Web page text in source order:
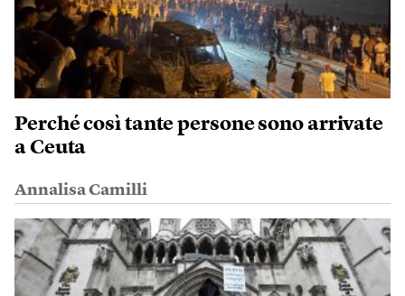
Perché così tante persone sono arrivate
a Ceuta
Annalisa Camilli